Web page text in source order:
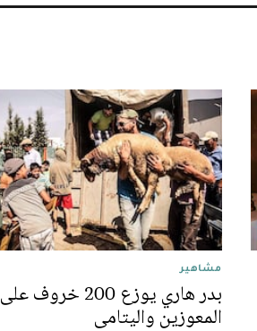
مشاهير
بدر هاري يوزع 200 خروف على
المعوزين واليتامى